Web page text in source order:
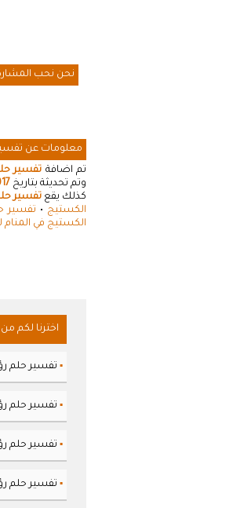
نحن نحب
معلومات عن
تم اضافة تفسير
وتم تحديثة بتاريخ
كذلك يقعتفسير
الكستيج • تفسير
الكستيج في
اخترنا لكم
▪ تفسير حلم
▪ تفسير حلم
▪ تفسير حلم
▪ تفسير حلم